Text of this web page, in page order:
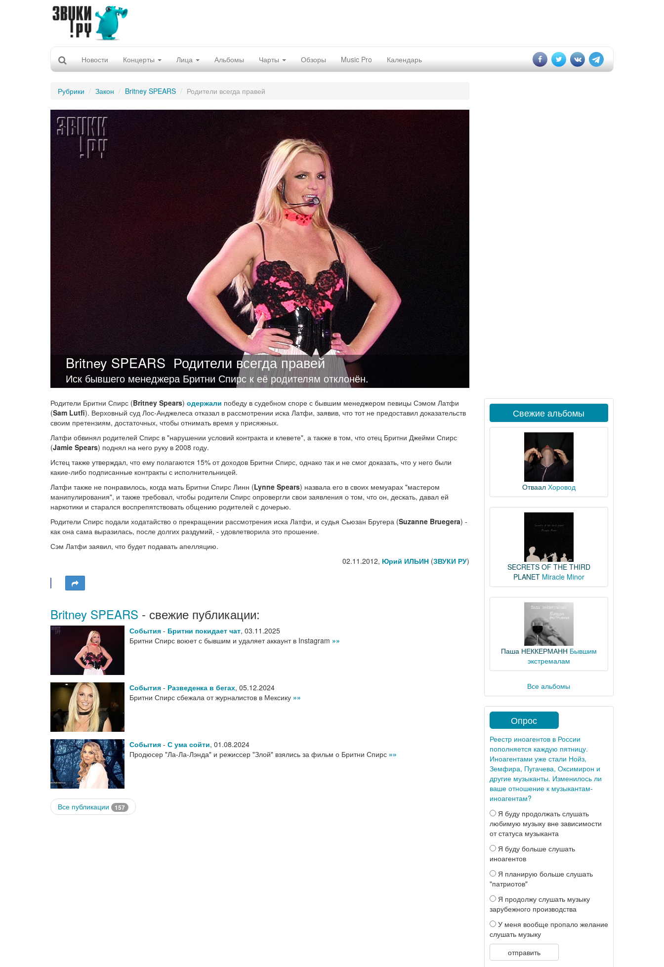
Новости Концерты Лица Альбомы Чарты Обзоры Music Pro Календарь
Рубрики Закон Britney SPEARS Родители всегда правей
Britney SPEARS Родители всегда правей
Иск бывшего менеджера Бритни Спирс к её родителям отклонён.
Родители Бритни Спирс (Britney Spears) одержали победу в судебном споре с бывшим менеджером певицы Сэмом Латфи
(Sam Lutfi). Верховный суд Лос-Анджелеса отказал в рассмотрении иска Латфи, заявив, что тот не предоставил доказательств
своим претензиям, достаточных, чтобы отнимать время у присяжных.
Латфи обвинял родителей Спирс в "нарушении условий контракта и клевете", а также в том, что отец Бритни Джейми Спирс
(Jamie Spears) поднял на него руку в 2008 году.
Истец также утверждал, что ему полагаются 15% от доходов Бритни Спирс, однако так и не смог доказать, что у него были
какие-либо подписанные контракты с исполнительницей.
Латфи также не понравилось, когда мать Бритни Спирс Линн (Lynne Spears) назвала его в своих мемуарах "мастером
манипулирования", и также требовал, чтобы родители Спирс опровергли свои заявления о том, что он, дескать, давал ей
наркотики и старался воспрепятствовать общению родителей с дочерью.
Родители Спирс подали ходатайство о прекращении рассмотрения иска Латфи, и судья Сьюзан Бругера (Suzanne Bruegera) -
как она сама выразилась, после долгих раздумий, - удовлетворила это прошение.
Сэм Латфи заявил, что будет подавать апелляцию.
02.11.2012, Юрий ИЛЬИН(ЗВУКИ РУ)
Britney SPEARS - свежие публикации:
События - Бритни покидает чат, 03.11.2025
Бритни Спирс воюет с бывшим и удаляет аккаунт в Instagram »»
События - Разведенка в бегах, 05.12.2024
Бритни Спирс сбежала от журналистов в Мексику »»
События - С ума сойти, 01.08.2024
Продюсер "Ла-Ла-Лэнда" и режиссер "Злой" взялись за фильм о Бритни Спирс »»
Все публикации 157
Свежие альбомы
Отваал Хоровод
SECRETS OF THE THIRD
PLANET Miracle Minor
Паша НЕККЕРМАНН Бывшим
экстремалам
Все альбомы
Опрос
Реестр иноагентов в России
пополняется каждую пятницу.
Иноагентами уже стали Нойз,
Земфира, Пугачева, Оксимирон и
другие музыканты. Изменилось ли
ваше отношение к музыкантам-
иноагентам?
Я буду продолжать слушать
любимую музыку вне зависимости
от статуса музыканта
Я буду больше слушать
иноагентов
Я планирую больше слушать
"патриотов"
Я продолжу слушать музыку
зарубежного производства
У меня вообще пропало желание
слушать музыку
отправить